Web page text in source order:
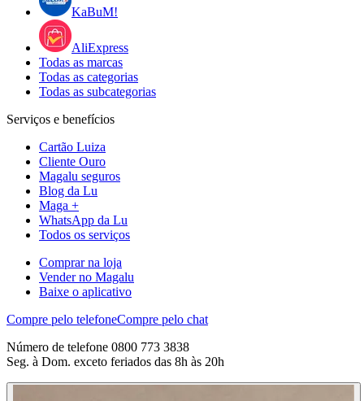
KaBuM!
AliExpress
Todas as marcas
Todas as categorias
Todas as subcategorias
Serviços e benefícios
Cartão Luiza
Cliente Ouro
Magalu seguros
Blog da Lu
Maga +
WhatsApp da Lu
Todos os serviços
Comprar na loja
Vender no Magalu
Baixe o aplicativo
Compre pelo telefoneCompre pelo chat
Número de telefone 0800 773 3838
Seg. à Dom. exceto feriados das 8h às 20h